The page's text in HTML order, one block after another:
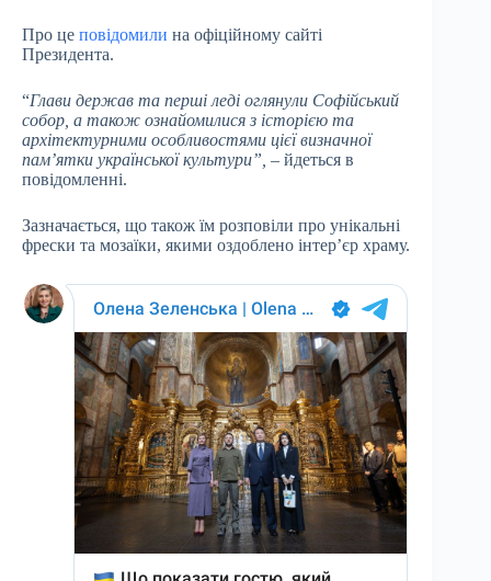
Про це повідомили на офіційному сайті
Президента.
“Глави держав та перші леді оглянули Софійський
собор, а також ознайомилися з історією та
архітектурними особливостями цієї визначної
пам’ятки української культури”, – йдеться в
повідомленні.
Зазначається, що також їм розповіли про унікальні
фрески та мозаїки, якими оздоблено інтер’єр храму.